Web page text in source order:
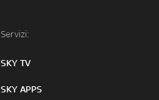
Servizi:
SKY TV
SKY APPS